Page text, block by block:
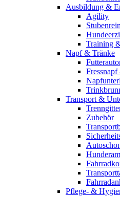
Ausbildung &
Agility
Stubenrein
Training
Napf & Tränke
Transport &
Zubehör
Pflege- &